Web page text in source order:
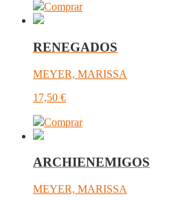
Comprar
RENEGADOS
MEYER, MARISSA
17,50 €
Comprar
ARCHIENEMIGOS
MEYER, MARISSA